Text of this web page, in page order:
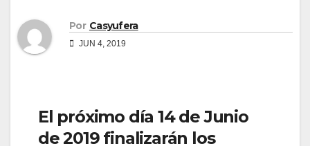
Por Casyufera
JUN 4, 2019
El próximo día 14 de Junio
de 2019 finalizarán los